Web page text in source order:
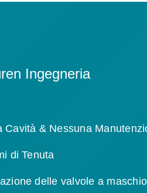
Ingegneria
Cavità & Nessuna
di Tenuta
delle valvole a